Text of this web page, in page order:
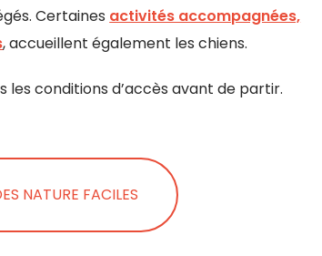
Certaines activités accompagnées,
, accueillent également les chiens.
les conditions d’accès avant de partir.
NATURE FACILES